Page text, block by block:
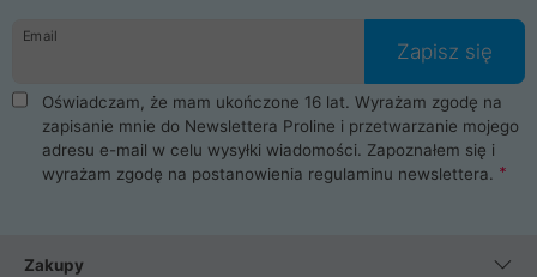
Email
Zapisz się
Oświadczam, że mam ukończone 16 lat. Wyrażam zgodę na
zapisanie mnie do Newslettera Proline i przetwarzanie mojego
adresu e-mail w celu wysyłki wiadomości. Zapoznałem się i
wyrażam zgodę na postanowienia regulaminu newslettera.
Zakupy